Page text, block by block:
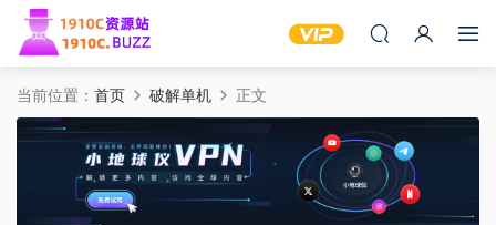
当前位置： 首页 破解单机 正文